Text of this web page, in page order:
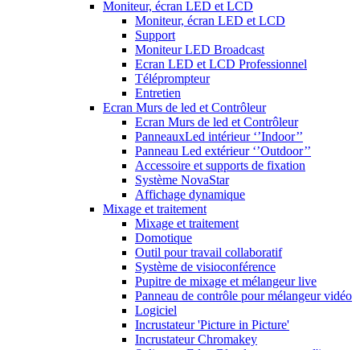
Moniteur, écran LED et LCD
Moniteur, écran LED et LCD
Support
Moniteur LED Broadcast
Ecran LED et LCD Professionnel
Téléprompteur
Entretien
Ecran Murs de led et Contrôleur
Ecran Murs de led et Contrôleur
PanneauxLed intérieur ‘’Indoor’’
Panneau Led extérieur ‘’Outdoor’’
Accessoire et supports de fixation
Système NovaStar
Affichage dynamique
Mixage et traitement
Mixage et traitement
Domotique
Outil pour travail collaboratif
Système de visioconférence
Pupitre de mixage et mélangeur live
Panneau de contrôle pour mélangeur vidéo
Logiciel
Incrustateur 'Picture in Picture'
Incrustateur Chromakey